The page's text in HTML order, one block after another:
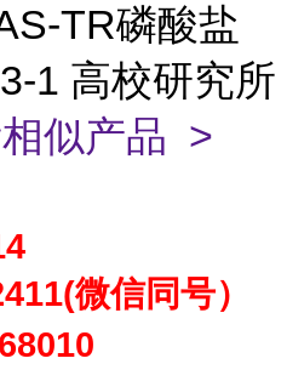
TR磷酸盐
1 高校研究所
似产品 >
微信同号）